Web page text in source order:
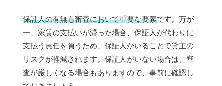
保証人の有無も審査において重要な要素です。万が
一、家賃の支払いが滞った場合、保証人が代わりに
支払う責任を負うため、保証人がいることで貸主の
リスクが軽減されます。保証人がいない場合は、審
査が厳しくなる場合もありますので、事前に確認し